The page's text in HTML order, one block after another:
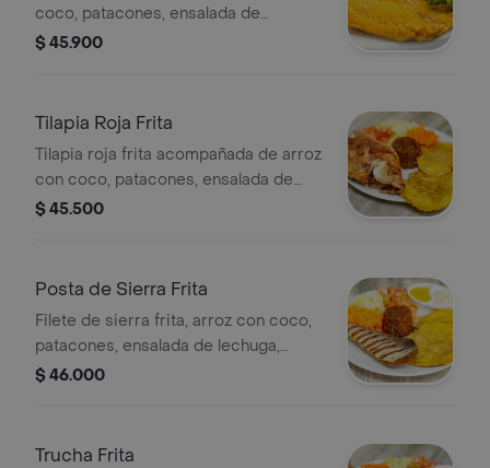
coco, patacones, ensalada de
lechuga, tomate y zanahoria.
$ 45.900
Tilapia Roja Frita
Tilapia roja frita acompañada de arroz
con coco, patacones, ensalada de
lechuga, tomate y zanahoria.
$ 45.500
Posta de Sierra Frita
Filete de sierra frita, arroz con coco,
patacones, ensalada de lechuga,
tomate y zanahoria.
$ 46.000
Trucha Frita